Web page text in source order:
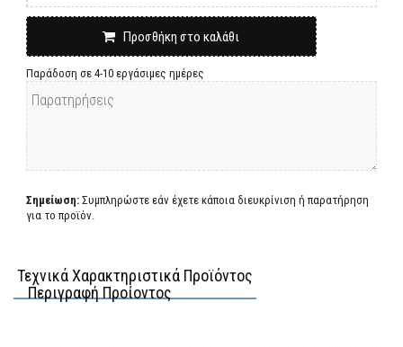
Προσθήκη στο καλάθι
Παράδοση σε 4-10 εργάσιμες ημέρες
Σημείωση: Συμπληρώστε εάν έχετε κάποια διευκρίνιση ή παρατήρηση
για το προϊόν.
Τεχνικά Χαρακτηριστικά Προϊόντος
Περιγραφή Προίοντος